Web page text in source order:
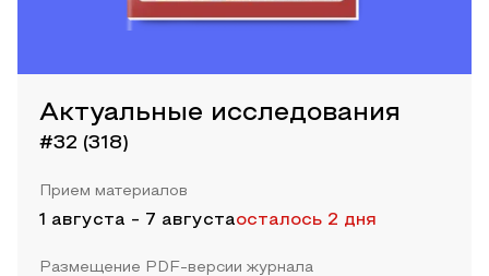
Актуальные исследования
#32 (318)
Прием материалов
1 августа - 7 августаосталось 2 дня
Размещение PDF-версии журнала